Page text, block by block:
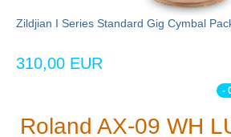
Zildjian I Series Standard Gig Cymbal
310,00 EUR
-
Roland AX-09 WH